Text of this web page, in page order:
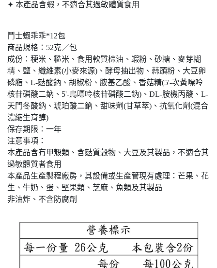
✦ 本產品含蝦，不適合其過敏體質食用
鬥士蝦乖乖*12包
商品規格：52克／包
成份：稉米、糙米、食用軟質棕油、蝦粉、砂糖、麥芽糊
精、鹽、纖維素(小麥來源)、酵母抽出物、蒜頭粉、大豆卵
磷脂、L-麩酸鈉、胡椒粉、胺基乙酸、香菇精(5'-次黃嘌呤
核苷磷酸二鈉、5'-鳥嘌呤核苷磷酸二鈉)、DL-胺機丙酸、L-
天門冬酸鈉、琥珀酸二鈉、甜味劑(甘草萃)、抗氧化劑(混合
濃縮生育醇)
保存期限：一年
注意事項：
本產品含有甲殼類、含麩質穀物、大豆及其製品，不適合其
過敏體質者食用
本產品生產製程廠房，其設備或生產管現有處理：芒果、花
生、牛奶、蛋、堅果類、芝麻、魚類及其製品
非油炸、不含防腐劑